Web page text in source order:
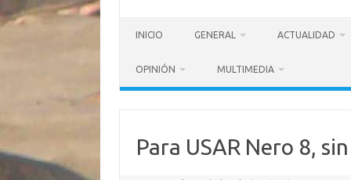
INICIO GENERAL ACTUALIDAD
OPINIÓN MULTIMEDIA
Para USAR Nero 8,